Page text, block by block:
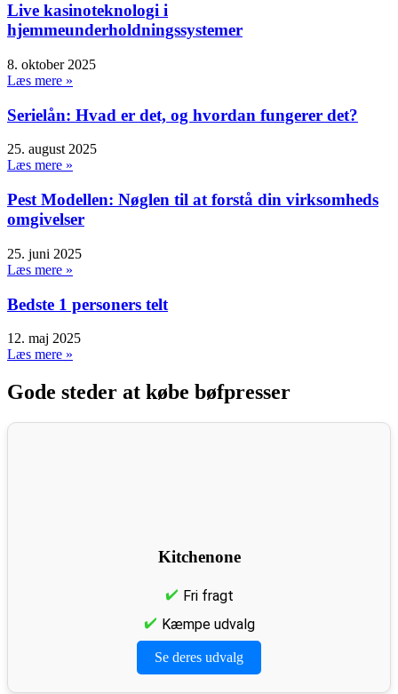
Live kasinoteknologi i
hjemmeunderholdningssystemer
8. oktober 2025
Læs mere »
Serielån: Hvad er det, og hvordan fungerer det?
25. august 2025
Læs mere »
Pest Modellen: Nøglen til at forstå din virksomheds
omgivelser
25. juni 2025
Læs mere »
Bedste 1 personers telt
12. maj 2025
Læs mere »
Gode steder at købe bøfpresser
Kitchenone
Fri fragt
Kæmpe udvalg
Se deres udvalg